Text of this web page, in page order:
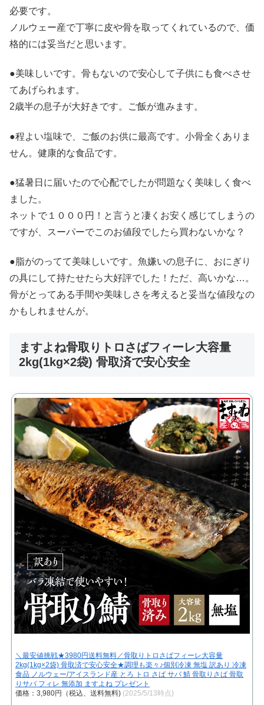
必要です。
ノルウェー産で丁寧に皮や骨を取ってくれているので、価
格的には妥当だと思います。
●美味しいです。骨もないので安心して子供にも食べさせ
てあげられます。
2歳半の息子が大好きです。ご飯が進みます。
●程よい塩味で、ご飯のお供に最高です。小骨全くありま
せん。健康的な食品です。
●猛暑日に届いたので心配でしたが問題なく美味しく食べ
ました。
ネットで１０００円！と言うと凄くお安く感じてしまうの
ですが、スーパーでこのお値段でしたら買わないかな？
●脂がのってて美味しいです。魚嫌いの息子に、おにぎり
の具にして持たせたら大好評でした！ただ、高いかな…。
骨がとってある手間や美味しさを考えると妥当な値段なの
かもしれませんが。
ますよね骨取りトロさばフィーレ大容量
2kg(1kg×2袋) 骨取済で安心安全
＼最安値挑戦★3980円送料無料／骨取りトロさばフィーレ大容量
2kg(1kg×2袋) 骨取済で安心安全★調理も楽々♪個別冷凍 無塩 訳あり 冷凍
食品 ノルウェー/アイスランド産 とろ トロ さば サバ 鯖 骨取りさば 骨取
りサバ フィレ 無添加 ますよね プレゼント
価格：3,980円（税込、送料無料) (2025/5/13時点)